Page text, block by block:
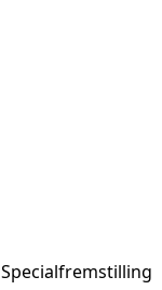
Specialfremstilling